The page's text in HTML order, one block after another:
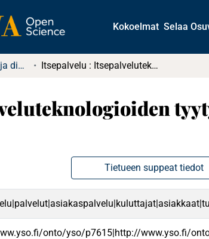
Kokoelmat Selaa
Pro gradu -tutkielmat ja diplomityöt Itsepalvelu : Itsepalveluteknologioiden tyytyväisyystekijät ja tutkimuksen kehitys
Tietueen suppeat tiedot
onto/yso/p7615|http://www.yso.fi/